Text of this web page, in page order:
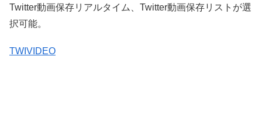
Twitter動画保存リアルタイム、Twitter動画保存リストが選
択可能。
TWIVIDEO